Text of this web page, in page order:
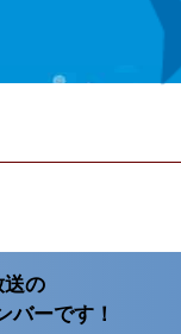
送の
バーです！